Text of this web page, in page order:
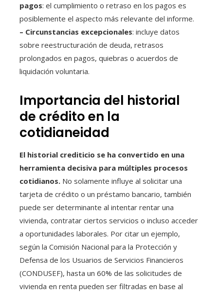
pagos: el cumplimiento o retraso en los pagos es
posiblemente el aspecto más relevante del informe.
– Circunstancias excepcionales: incluye datos
sobre reestructuración de deuda, retrasos
prolongados en pagos, quiebras o acuerdos de
liquidación voluntaria.
Importancia del historial
de crédito en la
cotidianeidad
El historial crediticio se ha convertido en una
herramienta decisiva para múltiples procesos
cotidianos. No solamente influye al solicitar una
tarjeta de crédito o un préstamo bancario, también
puede ser determinante al intentar rentar una
vivienda, contratar ciertos servicios o incluso acceder
a oportunidades laborales. Por citar un ejemplo,
según la Comisión Nacional para la Protección y
Defensa de los Usuarios de Servicios Financieros
(CONDUSEF), hasta un 60% de las solicitudes de
vivienda en renta pueden ser filtradas en base al